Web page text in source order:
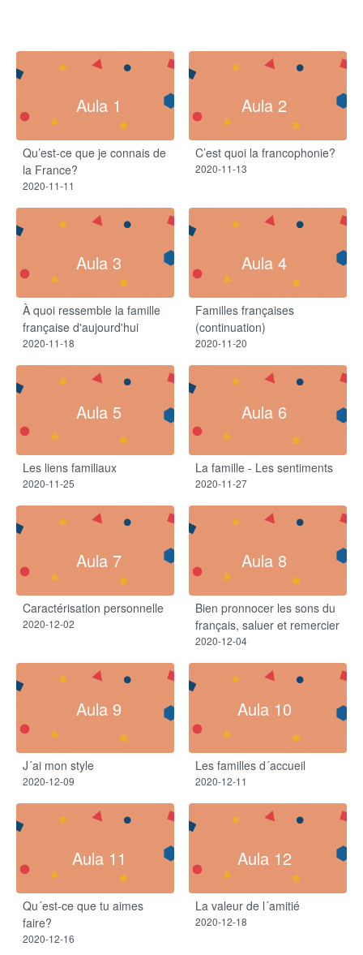
Aula 1
Qu’est-ce que je connais de
la France?
2020-11-11
Aula 2
C’est quoi la francophonie?
2020-11-13
Aula 3
À quoi ressemble la famille
française d'aujourd'hui
2020-11-18
Aula 4
Familles françaises
(continuation)
2020-11-20
Aula 5
Les liens familiaux
2020-11-25
Aula 6
La famille - Les sentiments​
2020-11-27
Aula 7
Caractérisation personnelle
2020-12-02
Aula 8
Bien pronnocer les sons du
français, saluer et remercier
2020-12-04
Aula 9
J´ai mon style
2020-12-09
Aula 10
Les familles d´accueil
2020-12-11
Aula 11
Qu´est-ce que tu aimes
faire?
2020-12-16
Aula 12
La valeur de l´amitié
2020-12-18